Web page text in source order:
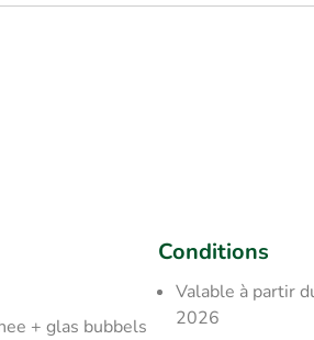
+ glas bubbels
Conditions
Valable à partir
2026